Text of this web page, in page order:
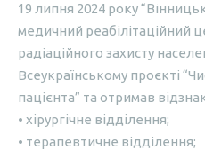
19 липня 2024 року
медичний реабілітаційний
радіаційного захисту
Всеукраїнському проєкті
пацієнта” та отримав
• хірургічне відділення;
• терапевтичне відділення;